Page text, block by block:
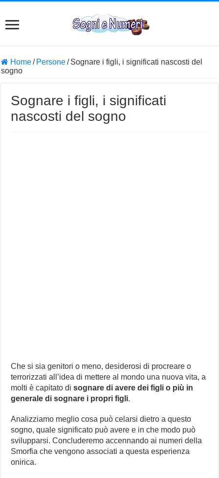
Home/ Persone/ Sognare i figli, i significati nascosti del
sogno
Sognare i figli, i significati
nascosti del sogno
Che si sia genitori o meno, desiderosi di procreare o
terrorizzati all’idea di mettere al mondo una nuova vita, a
molti è capitato disognare di avere dei figli o più in
generale di sognare i propri figli.
Analizziamo meglio cosa può celarsi dietro a questo
sogno, quale significato può avere e in che modo può
svilupparsi. Concluderemo accennando ai numeri della
Smorfia che vengono associati a questa esperienza
onirica.